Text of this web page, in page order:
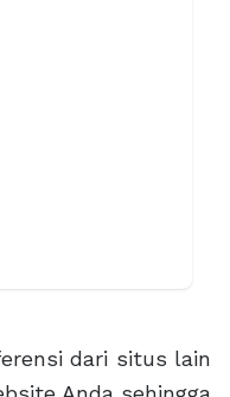
dari situs lain